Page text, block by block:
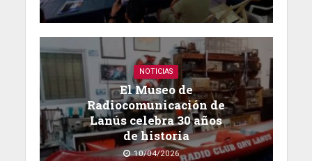
NOTICIAS
El Museo de
Radiocomunicación de
Lanús celebra 30 años
de historia
10/04/2026